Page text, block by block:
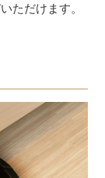
ただけます。